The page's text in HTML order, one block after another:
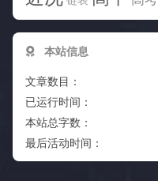
本站信息
文章数目：
已运行时间：
本站总字数：
最后活动时间：